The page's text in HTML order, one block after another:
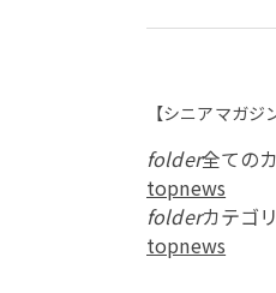
【シニアマガ
folder全ての
topnews
folderカテゴ
topnews